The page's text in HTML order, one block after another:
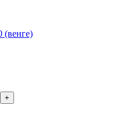
(венге)
+